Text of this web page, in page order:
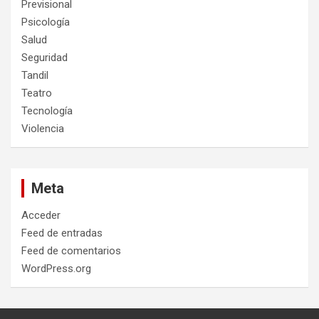
Previsional
Psicología
Salud
Seguridad
Tandil
Teatro
Tecnología
Violencia
Meta
Acceder
Feed de entradas
Feed de comentarios
WordPress.org